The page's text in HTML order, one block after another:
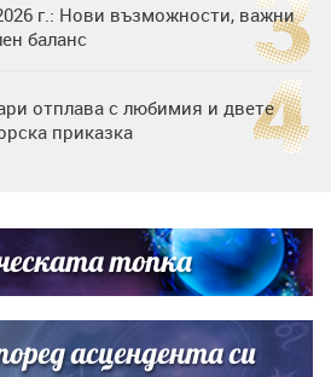
г.: Нови възможности, важни
баланс
отплава с любимия и двете
приказка
заедно на яхта
вдигна сватба, Стоичков и
с песен
топка
асцендента си